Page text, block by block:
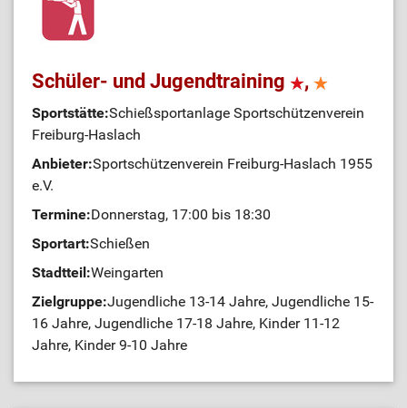
Schüler- und Jugendtraining ,
Sportstätte:Schießsportanlage Sportschützenverein
Freiburg-Haslach
Anbieter:Sportschützenverein Freiburg-Haslach 1955
e.V.
Termine:Donnerstag, 17:00 bis 18:30
Sportart:Schießen
Stadtteil:Weingarten
Zielgruppe:Jugendliche 13-14 Jahre, Jugendliche 15-
16 Jahre, Jugendliche 17-18 Jahre, Kinder 11-12
Jahre, Kinder 9-10 Jahre